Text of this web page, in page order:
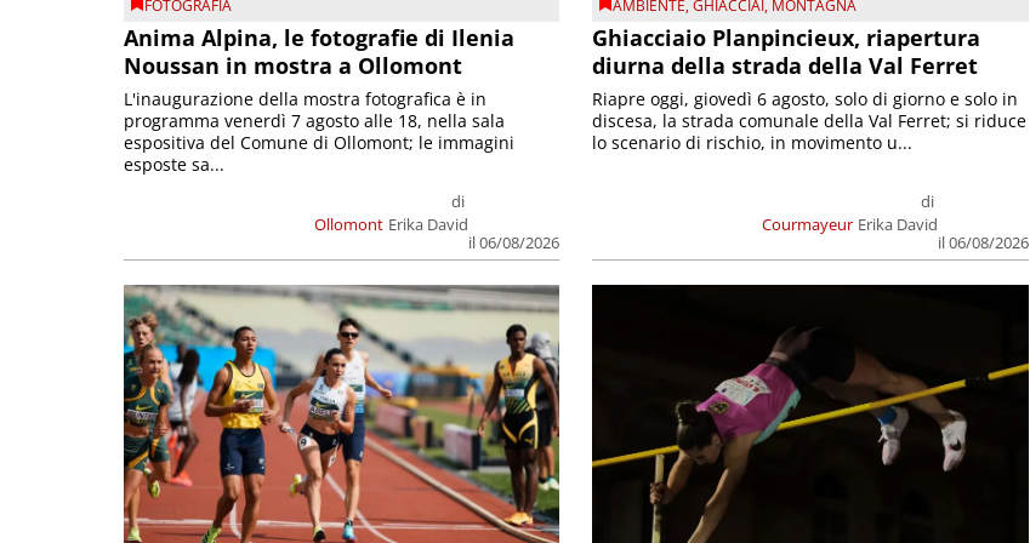
FOTOGRAFIA
Anima Alpina, le fotografie di Ilenia
Noussan in mostra a Ollomont
Ollomont
di
Erika David
il 06/08/2026
L'inaugurazione della mostra fotografica è in
programma venerdì 7 agosto alle 18, nella sala
espositiva del Comune di Ollomont; le immagini
esposte sa...
AMBIENTE,GHIACCIAI , MONTAGNA
Ghiacciaio Planpincieux, riapertura
diurna della strada della Val Ferret
Courmayeur
di
Erika David
il 06/08/2026
Riapre oggi, giovedì 6 agosto, solo di giorno e solo in
discesa, la strada comunale della Val Ferret; si riduce
lo scenario di rischio, in movimento u...